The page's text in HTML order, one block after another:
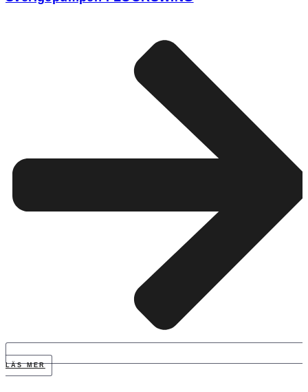
LÄS MER